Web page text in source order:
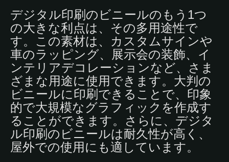
デジタル印刷のビニールのもう1つ
の大きな利点は、その多用途性で
す。この素材は、カスタムサインや
車のラッピング、展示会の装飾、イ
ンテリアデコレーションなど、さま
ざまな用途に使用できます。大判の
ビニールに印刷できることで、印象
的で大規模なグラフィックを作成す
ることができます。さらに、デジタ
ル印刷のビニールは耐久性が高く、
屋外での使用にも適しています。